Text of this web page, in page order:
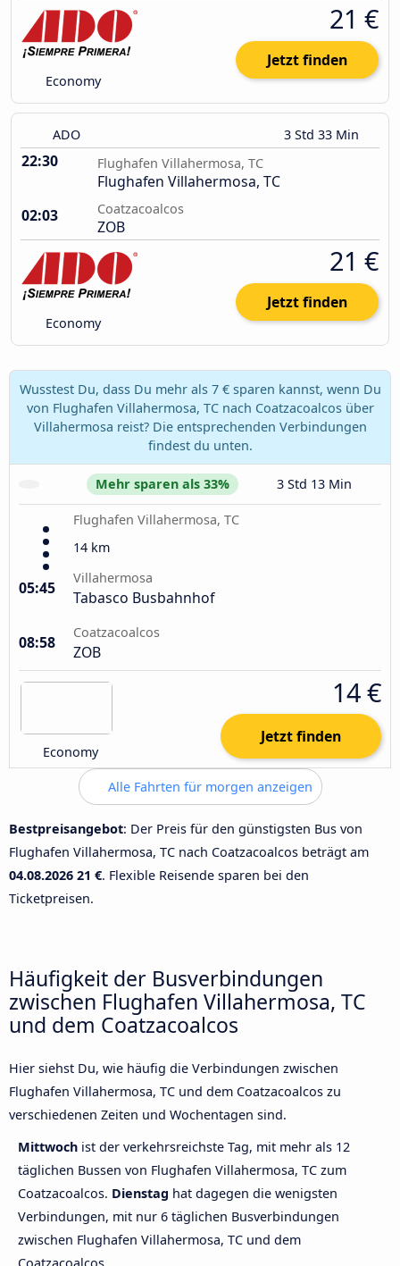
Economy
21 €
Jetzt finden
ADO 3 Std 33 Min
22:30 Flughafen Villahermosa, TC
Flughafen Villahermosa, TC
02:03
Coatzacoalcos
ZOB
Economy
21 €
Jetzt finden
Wusstest Du, dass Du mehr als 7 € sparen kannst, wenn Du
von Flughafen Villahermosa, TC nach Coatzacoalcos über
Villahermosa reist? Die entsprechenden Verbindungen
findest du unten.
Mehr sparen als 33% 3 Std 13 Min
Flughafen Villahermosa, TC
14 km
05:45
Villahermosa
Tabasco Busbahnhof
08:58
Coatzacoalcos
ZOB
Economy
14 €
Jetzt finden
Alle Fahrten für morgen anzeigen
Bestpreisangebot: Der Preis für den günstigsten Bus von
Flughafen Villahermosa, TC nach Coatzacoalcos beträgt am
04.08.2026 21 €. Flexible Reisende sparen bei den
Ticketpreisen.
Häufigkeit der Busverbindungen
zwischen Flughafen Villahermosa, TC
und dem Coatzacoalcos
Hier siehst Du, wie häufig die Verbindungen zwischen
Flughafen Villahermosa, TC und dem Coatzacoalcos zu
verschiedenen Zeiten und Wochentagen sind.
Mittwoch ist der verkehrsreichste Tag, mit mehr als 12
täglichen Bussen von Flughafen Villahermosa, TC zum
Coatzacoalcos. Dienstag hat dagegen die wenigsten
Verbindungen, mit nur 6 täglichen Busverbindungen
zwischen Flughafen Villahermosa, TC und dem